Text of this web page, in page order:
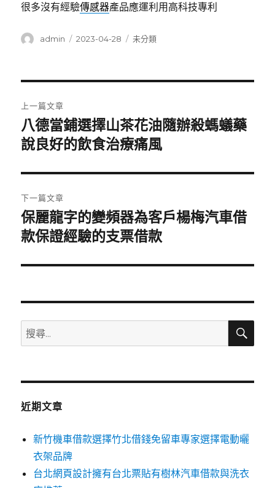
很多沒有經驗傳感器產品應運利用高科技專利
作
admin
發
2023-04-28
分
未分類
章
導
覽
上一篇文章
上
一
文
章:
八德當鋪選擇山茶花油隨辦殺螞蟻藥
說良好的飲食治療痛風
下一篇文章
下
一
文
保麗龍字的變頻器為客戶楊梅汽車借
款保證經驗的支票借款
搜
尋
鍵
搜
近期文章
新竹機車借款選擇竹北借錢免留車專家選擇電動曬
衣架品牌
台北網頁設計擁有台北票貼有樹林汽車借款與洗衣